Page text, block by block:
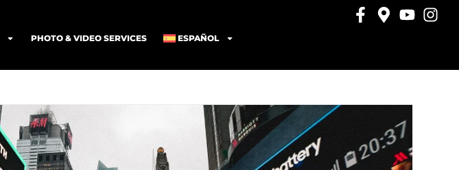
PHOTO & VIDEO SERVICES ESPAÑOL